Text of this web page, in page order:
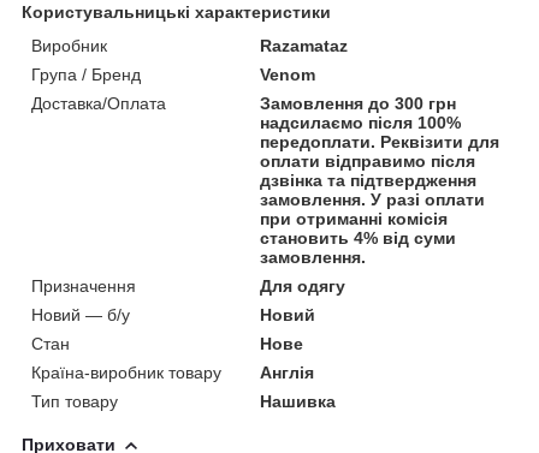
Користувальницькі характеристики
Виробник
Razamataz
Група / Бренд
Venom
Доставка/Оплата
Замовлення до 300 грн
надсилаємо після 100%
передоплати. Реквізити для
оплати відправимо після
дзвінка та підтвердження
замовлення. У разі оплати
при отриманні комісія
становить 4% від суми
замовлення.
Призначення
Для одягу
Новий — б/у
Новий
Стан
Нове
Країна-виробник товару
Англія
Тип товару
Нашивка
Приховати